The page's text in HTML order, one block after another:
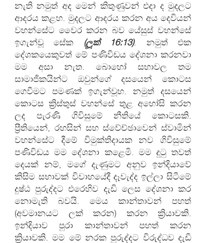
නැති නමුත් අද මෙන් කිතුණුවන් එදා ද මුදලට
ආදරය කළහ. මුදලට ආදරය කරන අය දෙවියන්
වහන්සේට වෛර කරන බව යේසුස් වහන්සේ
ඉගැන්වූ සේක (ලූක් 16:13). නමුත් එක
දේශකයෙකුවත් මේ පණිවිඩය දේශනා කරනවා
මම අසා නැත. බොහෝ සභාවල තම
සාමාජිකයින්ට ඔවුන්ගේ දසයෙන් කොටස
ගෙවීමට පමණක් ඉගැන්වූහ. නමුත් දසයෙන්
කොටස ක්‍රිස්තුස් වහන්සේ තුළ අහෝසි කරන
ලද පැරණි ගිවිසුමේ නීතියේ කොටසකි.
ප්‍රීතියෙන්, රහසින් සහ ස්වේච්ඡාවෙන් ස්වාමින්
වහන්සේට දීමේ විමුක්තිදායක නව ගිවිසුමේ
පණිවිඩය මම දේශනා කළෙමි. මම දුටු තවත්
දෙයක් නම්, මගේ දැණුමට අනුව ඉන්දියාවේ
කිසිම සභාවක් විවාහයේදී දෑවැද්ද ඉල්ලා සිටීමේ
දුෂ්ඨ පුරුද්දට එරෙහිව දැඩි ලෙස දේශනා කර
නොමැති බවයි. මෙය කාන්තාවන් පහත්
(අවමානයට ලක් කරන) කරන ක්‍රියාවකි.
ඉන්දියාව පුරා කාන්තාවන් පහත් කරන
ක්‍රියාවකි. මම මේ නරක පුරුද්දට විරුද්ධව දැඩි